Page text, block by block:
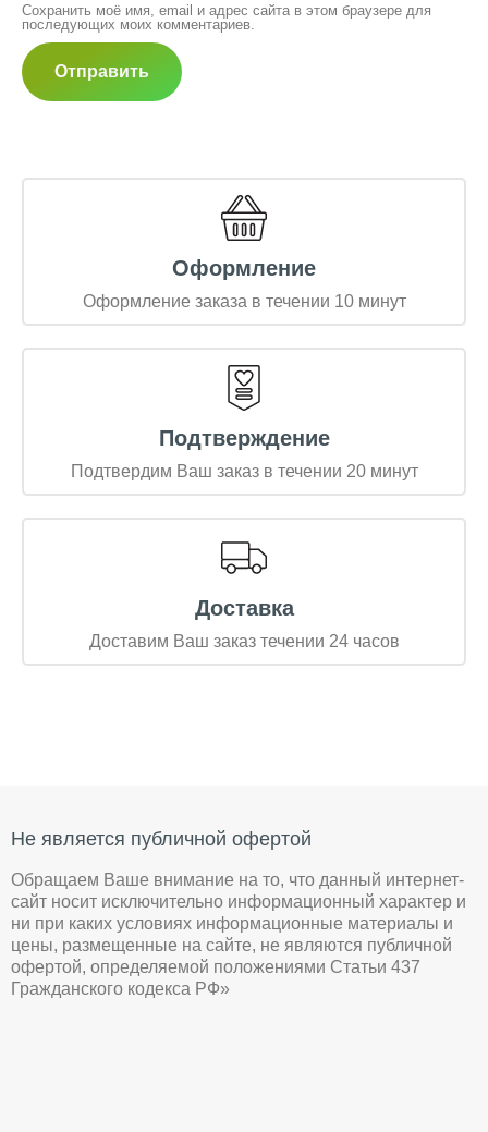
Сохранить моё имя, email и адрес сайта в этом браузере для
последующих моих комментариев.
Оформление
Оформление заказа в течении 10 минут
Подтверждение
Подтвердим Ваш заказ в течении 20 минут
Доставка
Доставим Ваш заказ течении 24 часов
Не является публичной офертой
Обращаем Ваше внимание на то, что данный интернет-
сайт носит исключительно информационный характер и
ни при каких условиях информационные материалы и
цены, размещенные на сайте, не являются публичной
офертой, определяемой положениями Статьи 437
Гражданского кодекса РФ»